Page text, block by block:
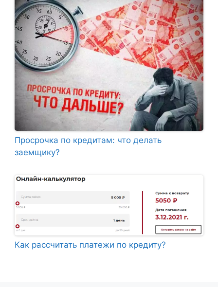
Просрочка по кредитам: что делать
заемщику?
Как рассчитать платежи по кредиту?